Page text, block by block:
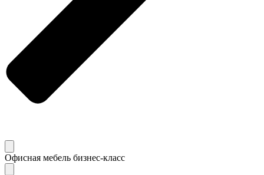
Офисная мебель бизнес-класс